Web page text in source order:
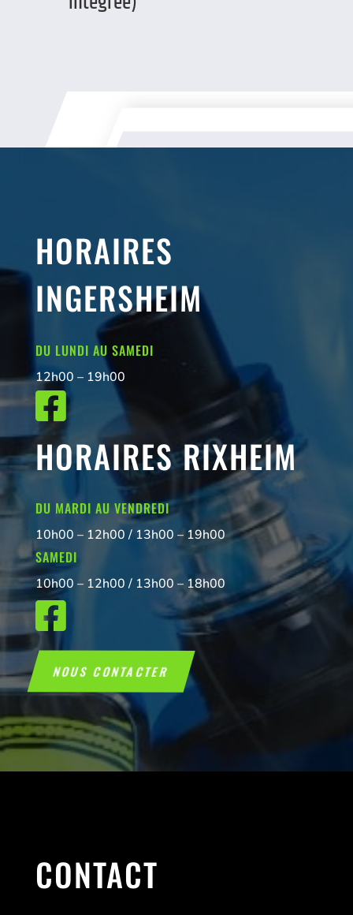
HORAIRES
INGERSHEIM
DU LUNDI AU SAMEDI
12h00 – 19h00

HORAIRES RIXHEIM
DU MARDI AU VENDREDI
10h00 – 12h00 / 13h00 – 19h00
SAMEDI
10h00 – 12h00 / 13h00 – 18h00

NOUS CONTACTER
CONTACT